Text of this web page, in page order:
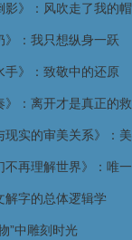
影》：风吹走了我的
》：我只想纵身一跃
手》：致敬中的还原
》：离开才是真正的
现实的审美关系》：
不再理解世界》：唯
解字的总体逻辑学
”中雕刻时光